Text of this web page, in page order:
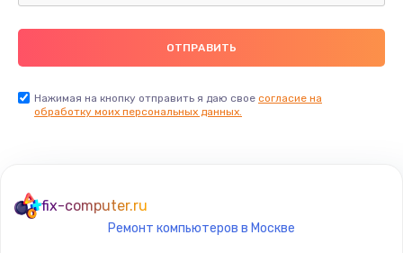
Заказать
Замена термостата
Нажимая на кнопку отправить я даю свое согласие на
обработку моих персональных данных.
fix-computer.ru
Ремонт компьютеров в Москве